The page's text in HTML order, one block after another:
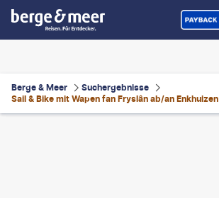
Berge & Meer
Suchergebnisse
Sail & Bike mit Wapen fan Fryslân ab/an Enkhuizen